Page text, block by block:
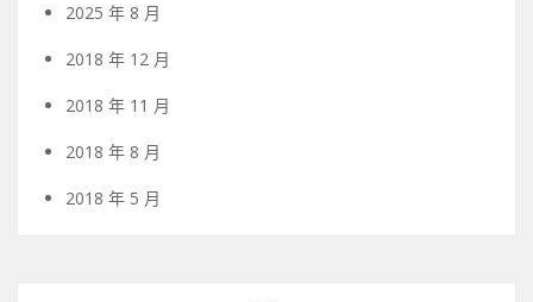
2025 年 8 月
2018 年 12 月
2018 年 11 月
2018 年 8 月
2018 年 5 月